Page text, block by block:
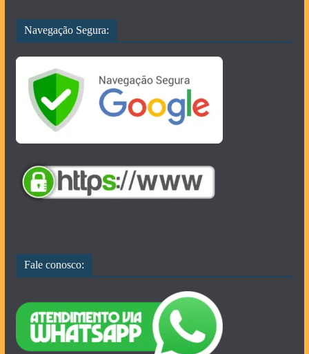
Navegação Segura:
Fale conosco: